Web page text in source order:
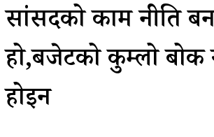
सांसदको काम नीति
हो,बजेटको कुम्लो
होइन